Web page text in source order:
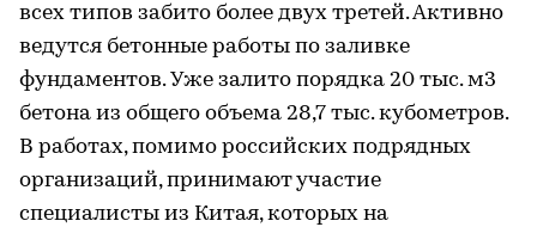
всех типов забито более двух третей. Активно
ведутся бетонные работы по заливке
фундаментов. Уже залито порядка 20 тыс. м3
бетона из общего объема 28,7 тыс. кубометров.
В работах, помимо российских подрядных
организаций, принимают участие
специалисты из Китая, которых на